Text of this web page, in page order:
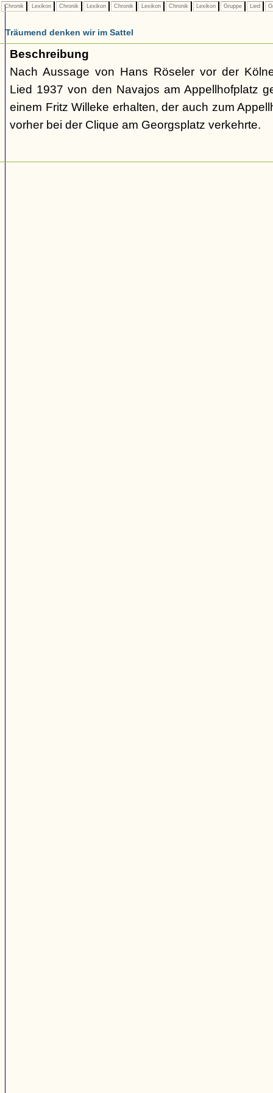
Chronik Lexikon Chronik Lexikon Chronik Lexikon Chronik Lexikon Gruppe Lied
Träumend denken wir im Sattel
Beschreibung
Nach Aussage von Hans Röseler vor der
Lied 1937 von den Navajos am Appellhofplatz
einem Fritz Willeke erhalten, der auch zum
vorher bei der Clique am Georgsplatz verkehrte.